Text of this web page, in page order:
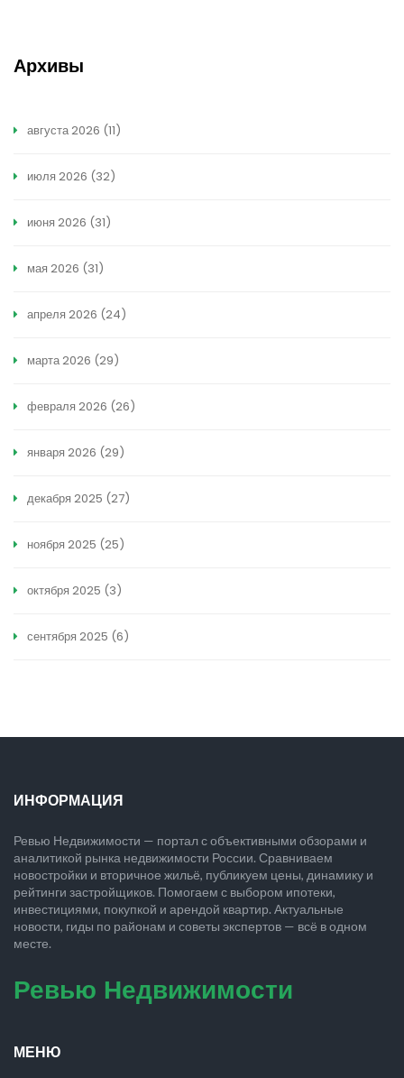
Архивы
августа 2026 (11)
июля 2026 (32)
июня 2026 (31)
мая 2026 (31)
апреля 2026 (24)
марта 2026 (29)
февраля 2026 (26)
января 2026 (29)
декабря 2025 (27)
ноября 2025 (25)
октября 2025 (3)
сентября 2025 (6)
ИНФОРМАЦИЯ
Ревью Недвижимости — портал с объективными обзорами и
аналитикой рынка недвижимости России. Сравниваем
новостройки и вторичное жильё, публикуем цены, динамику и
рейтинги застройщиков. Помогаем с выбором ипотеки,
инвестициями, покупкой и арендой квартир. Актуальные
новости, гиды по районам и советы экспертов — всё в одном
месте.
Ревью Недвижимости
МЕНЮ